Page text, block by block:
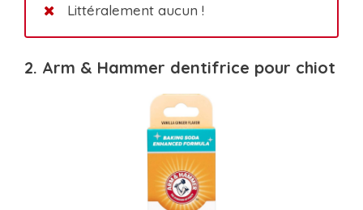
Littéralement aucun !
2. Arm & Hammer dentifrice pour chiot